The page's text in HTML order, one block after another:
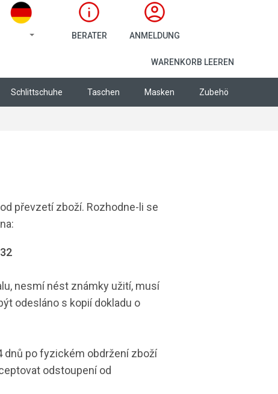
BERATER ANMELDUNG
WARENKORB LEEREN
Schlittschuhe Taschen Masken Zubehör
převzetí zboží. Rozhodne-li se
nesmí nést známky užití, musí
odesláno s kopií dokladu o
dnů po fyzickém obdržení zboží
odstoupení od